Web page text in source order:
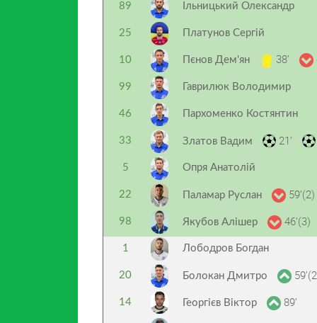
89 Ільницький Олександр
25 Платунов Сергій
10 Пєнов Дем'ян 38’
99 Гаврилюк Володимир
46 Пархоменко Костянтин
33 Златов Вадим 21’
5 Опря Анатолій
22 Паламар Руслан 59’(2)
98 Якубов Алішер 46’(3)
1 Лободров Богдан
20 Болокан Дмитро
14 Георгієв Віктор 89’